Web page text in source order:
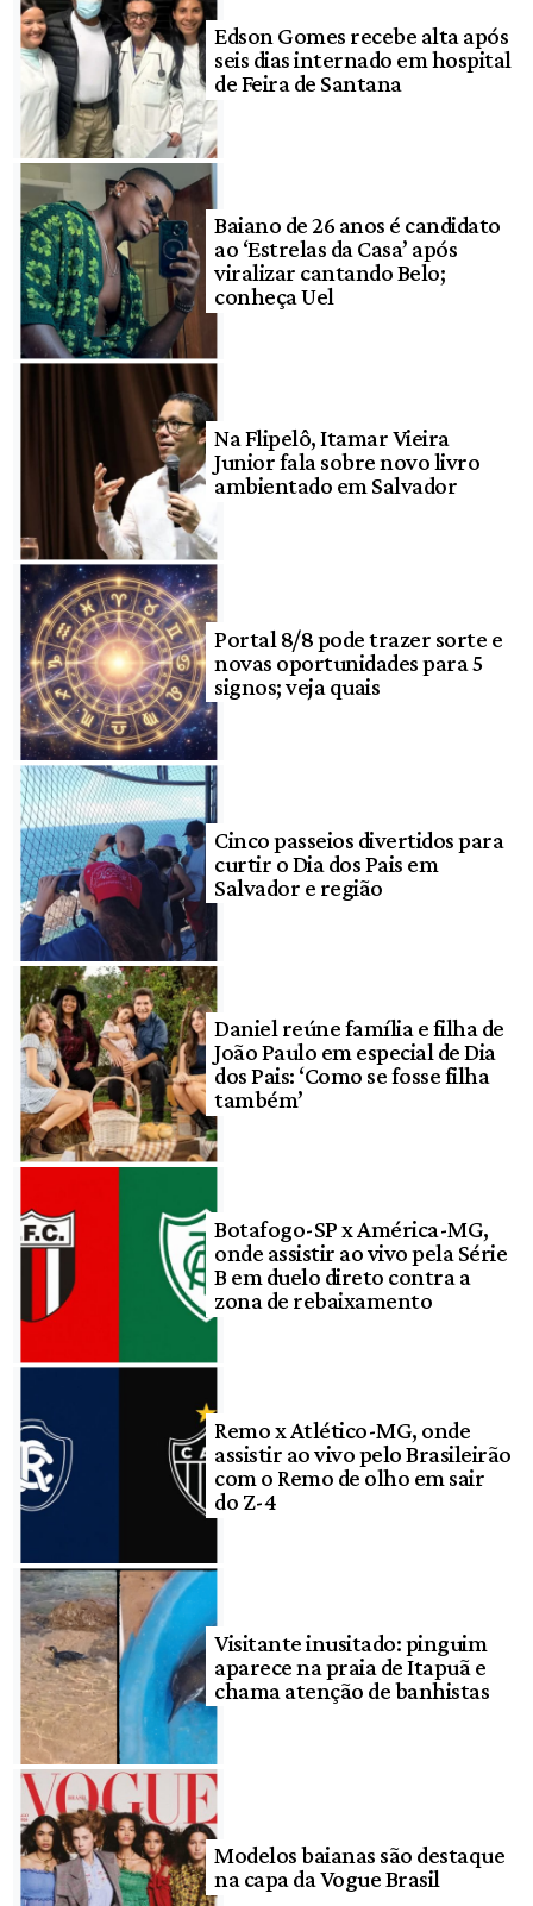
Edson Gomes recebe alta após
seis dias internado em hospital
de Feira de Santana
Baiano de 26 anos é candidato
ao ‘Estrelas da Casa’ após
viralizar cantando Belo;
conheça Uel
Na Flipelô, Itamar Vieira
Junior fala sobre novo livro
ambientado em Salvador
Portal 8/8 pode trazer sorte e
novas oportunidades para 5
signos; veja quais
Cinco passeios divertidos para
curtir o Dia dos Pais em
Salvador e região
Daniel reúne família e filha de
João Paulo em especial de Dia
dos Pais: ‘Como se fosse filha
também’
Botafogo-SP x América-MG,
onde assistir ao vivo pela Série
B em duelo direto contra a
zona de rebaixamento
Remo x Atlético-MG, onde
assistir ao vivo pelo Brasileirão
com o Remo de olho em sair
do Z-4
Visitante inusitado: pinguim
aparece na praia de Itapuã e
chama atenção de banhistas
Modelos baianas são destaque
na capa da Vogue Brasil